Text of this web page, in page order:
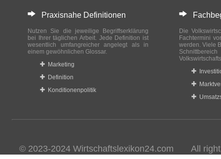
Praxisnahe Definitionen
Nutzen Sie die jeweilige Begriffserklärung
bei Ihrer täglichen Arbeit. Jede Definition ist
wesentlich umfangreicher angelegt als in
einem gewöhnlichen Glossar.
Marketing
Definition
Konditionenpolitik
Die
Fachtermini
werden. Viele
© 2023-2024 Wirtschaftslexikon24.com All